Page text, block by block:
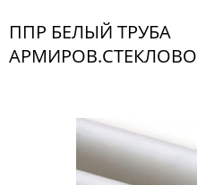
ППР БЕЛЫЙ ТРУБА